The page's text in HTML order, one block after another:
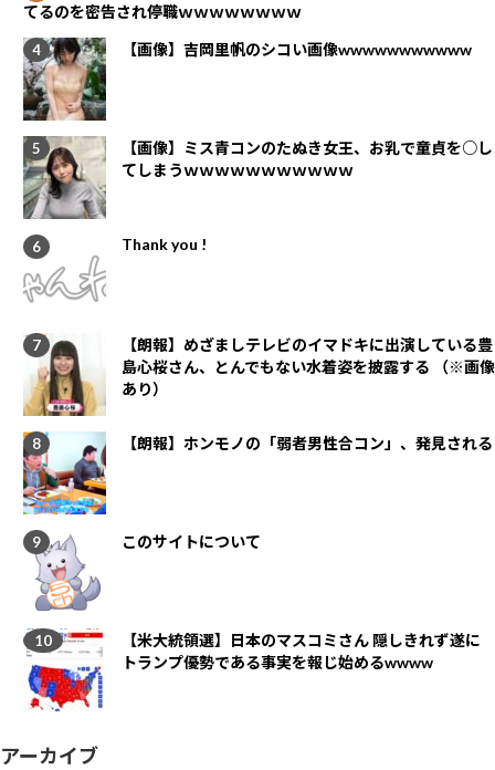
てるのを密告され停職ｗｗｗｗｗｗｗｗ
【画像】吉岡里帆のシコい画像wwwwwwwwwww
【画像】ミス青コンのたぬき女王、お乳で童貞を○し
てしまうｗｗｗｗｗｗｗｗｗｗｗ
Thank you !
【朗報】めざましテレビのイマドキに出演している豊
島心桜さん、とんでもない水着姿を披露する （※画像
あり）
【朗報】ホンモノの「弱者男性合コン」、発見される
このサイトについて
【米大統領選】日本のマスコミさん 隠しきれず遂に
トランプ優勢である事実を報じ始めるwwww
アーカイブ